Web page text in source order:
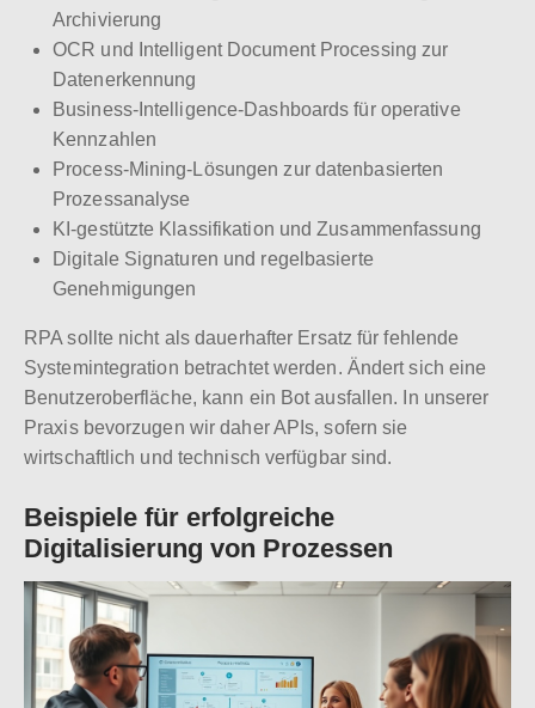
Archivierung
OCR und Intelligent Document Processing zur
Datenerkennung
Business-Intelligence-Dashboards für operative
Kennzahlen
Process-Mining-Lösungen zur datenbasierten
Prozessanalyse
KI-gestützte Klassifikation und Zusammenfassung
Digitale Signaturen und regelbasierte
Genehmigungen
RPA sollte nicht als dauerhafter Ersatz für fehlende
Systemintegration betrachtet werden. Ändert sich eine
Benutzeroberfläche, kann ein Bot ausfallen. In unserer
Praxis bevorzugen wir daher APIs, sofern sie
wirtschaftlich und technisch verfügbar sind.
Beispiele für erfolgreiche
Digitalisierung von Prozessen